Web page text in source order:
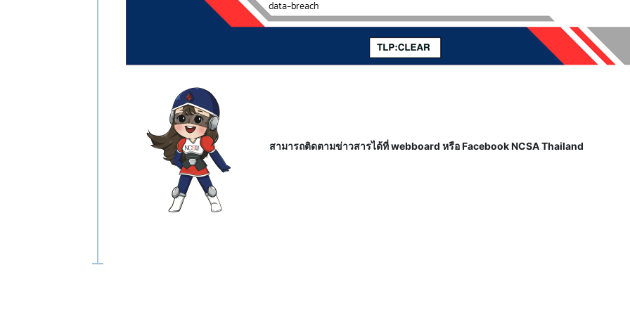
สามารถติดตามข่าวสารได้ที่ webboard หรือ Facebook NCSA Thailand